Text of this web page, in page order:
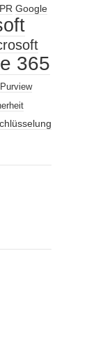
Google
365
Purview